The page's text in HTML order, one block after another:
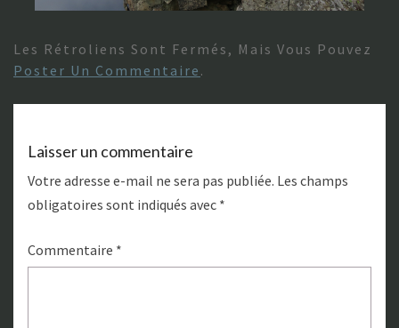
Les Rétroliens Sont Fermés, Mais Vous Pouvez
Poster Un Commentaire .
Laisser un commentaire
Votre adresse e-mail ne sera pas publiée. Les champs
obligatoires sont indiqués avec *
Commentaire *